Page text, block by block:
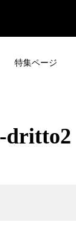
特集ページ
dritto2